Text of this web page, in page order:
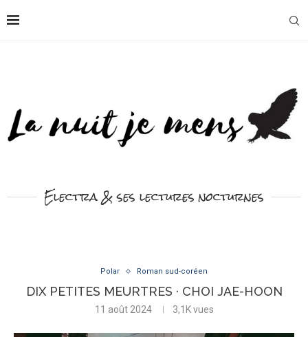
Electra & ses lectures nocturnes
Polar Roman sud-coréen
DIX PETITES MEURTRES · CHOI JAE-HOON
11 août 2024 3,1Kvues